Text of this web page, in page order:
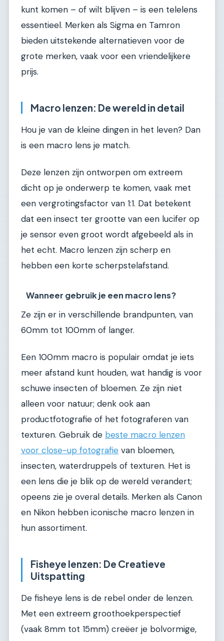
kunt komen – of wilt blijven – is een telelens
essentieel. Merken als Sigma en Tamron
bieden uitstekende alternatieven voor de
grote merken, vaak voor een vriendelijkere
prijs.
Macro lenzen: De wereld in detail
Hou je van de kleine dingen in het leven? Dan
is een macro lens je match.
Deze lenzen zijn ontworpen om extreem
dicht op je onderwerp te komen, vaak met
een vergrotingsfactor van 1:1. Dat betekent
dat een insect ter grootte van een lucifer op
je sensor even groot wordt afgebeeld als in
het echt. Macro lenzen zijn scherp en
hebben een korte scherpstelafstand.
Wanneer gebruik je een macro lens?
Ze zijn er in verschillende brandpunten, van
60mm tot 100mm of langer.
Een 100mm macro is populair omdat je iets
meer afstand kunt houden, wat handig is voor
schuwe insecten of bloemen. Ze zijn niet
alleen voor natuur; denk ook aan
productfotografie of het fotograferen van
texturen. Gebruik de beste macro lenzen
voor close-up fotografie van bloemen,
insecten, waterdruppels of texturen. Het is
een lens die je blik op de wereld verandert;
opeens zie je overal details. Merken als Canon
en Nikon hebben iconische macro lenzen in
hun assortiment.
Fisheye lenzen: De Creatieve
Uitspatting
De fisheye lens is de rebel onder de lenzen.
Met een extreem groothoekperspectief
(vaak 8mm tot 15mm) creëer je bolvormige,